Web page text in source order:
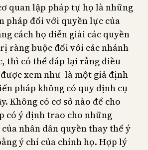
quan lập pháp tự họ là những
pháp đối với quyền lực của
cách họ diễn giải các quyền
ràng buộc đối với các nhánh
thì có thể đáp lại rằng điều
xem như là một giả định
pháp không có quy định cụ
Không có cơ sở nào để cho
có ý định trao cho những
nhân dân quyền thay thế ý
ý chí của chính họ. Hợp lý